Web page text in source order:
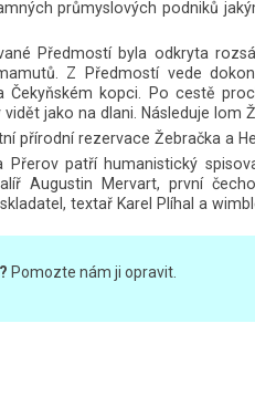
průmyslových podniků
Předmostí byla odkryta
Z Předmostí vede
kopci. Po cestě
jako na dlani. Následuje lom
přírodní rezervace Žebračka a
patří humanistický
Augustin Mervart, první
textař Karel Plíhal a
Pomozte nám ji opravit.